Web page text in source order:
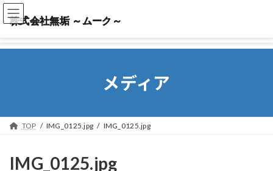
株式会社無垢 ～ムーク～
株式会社無垢 ～ムーク～
メディア
TOP IMG_0125.jpg IMG_0125.jpg
IMG_0125.jpg